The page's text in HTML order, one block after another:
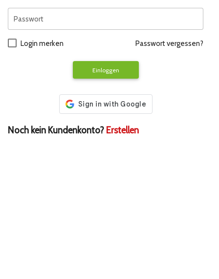
Passwort
Login merken Passwort vergessen?
Einloggen
Noch kein Kundenkonto? Erstellen